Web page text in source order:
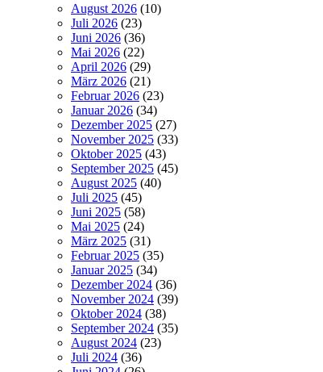
August 2026 (10)
Juli 2026 (23)
Juni 2026 (36)
Mai 2026 (22)
April 2026 (29)
März 2026 (21)
Februar 2026 (23)
Januar 2026 (34)
Dezember 2025 (27)
November 2025 (33)
Oktober 2025 (43)
September 2025 (45)
August 2025 (40)
Juli 2025 (45)
Juni 2025 (58)
Mai 2025 (24)
März 2025 (31)
Februar 2025 (35)
Januar 2025 (34)
Dezember 2024 (36)
November 2024 (39)
Oktober 2024 (38)
September 2024 (35)
August 2024 (23)
Juli 2024 (36)